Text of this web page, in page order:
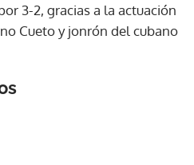
3-2, gracias a la actuación
Cueto y jonrón del cubano